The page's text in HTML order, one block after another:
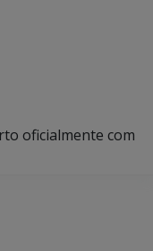
oficialmente com